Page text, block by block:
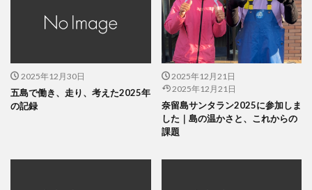
2025年12月30日
五島で働き、走り、考えた2025年
の記録
2025年12月21日
2025年12月21日
奈留島サンタラン2025に参加しま
した｜島の温かさと、これからの
課題